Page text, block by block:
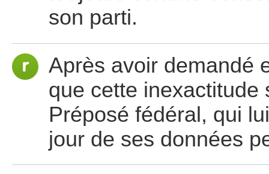
son parti.
Après avoir demandé
que cette inexactitude
Préposé fédéral, qui
jour de ses données